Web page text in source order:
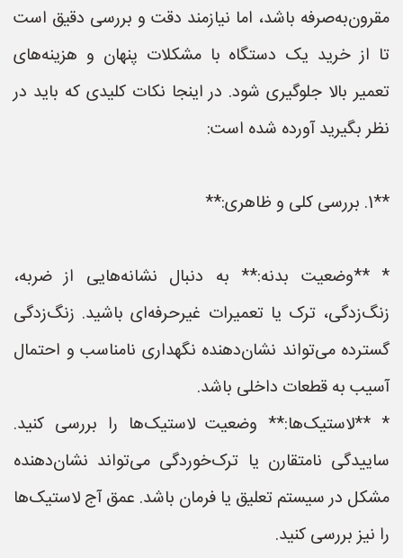
مقرون‌به‌صرفه باشد، اما نیازمند دقت و بررسی دقیق است
تا از خرید یک دستگاه با مشکلات پنهان و هزینه‌های
تعمیر بالا جلوگیری شود. در اینجا نکات کلیدی که باید در
نظر بگیرید آورده شده است:
**1. بررسی کلی و ظاهری:**
* **وضعیت بدنه:** به دنبال نشانه‌هایی از ضربه،
زنگ‌زدگی، ترک یا تعمیرات غیرحرفه‌ای باشید. زنگ‌زدگی
گسترده می‌تواند نشان‌دهنده نگهداری نامناسب و احتمال
آسیب به قطعات داخلی باشد.
* **لاستیک‌ها:** وضعیت لاستیک‌ها را بررسی کنید.
ساییدگی نامتقارن یا ترک‌خوردگی می‌تواند نشان‌دهنده
مشکل در سیستم تعلیق یا فرمان باشد. عمق آج لاستیک‌ها
را نیز بررسی کنید.